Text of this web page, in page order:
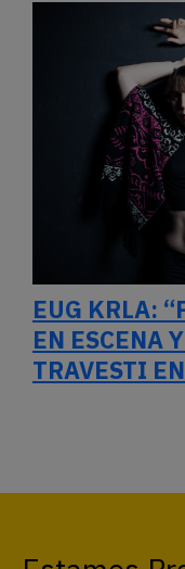
EUG KRLA:
EN ESCENA
TRAVESTI